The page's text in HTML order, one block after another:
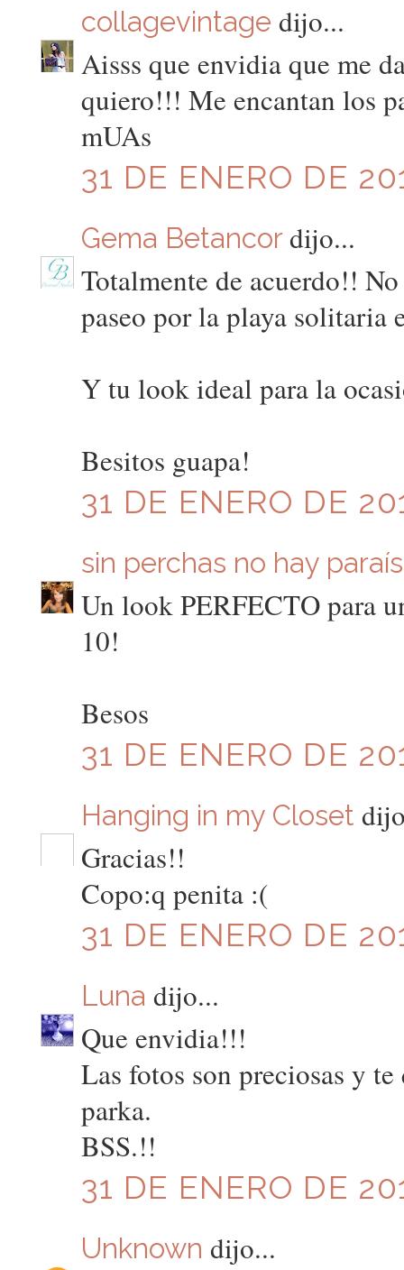
collagevintage dijo...
Aisss que envidia que me
quiero!!! Me encantan los
mUAs
31 DE ENERO DE
Gema Betancor dijo...
Totalmente de acuerdo!!
paseo por la playa solitaria
Y tu look ideal para la
Besitos guapa!
31 DE ENERO DE
sin perchas no hay
Un look PERFECTO para
10!
Besos
31 DE ENERO DE
Hanging in my Closet
Gracias!!
Copo:q penita :(
31 DE ENERO DE
Luna dijo...
Que envidia!!!
Las fotos son preciosas y
parka.
BSS.!!
31 DE ENERO DE
Unknown dijo...